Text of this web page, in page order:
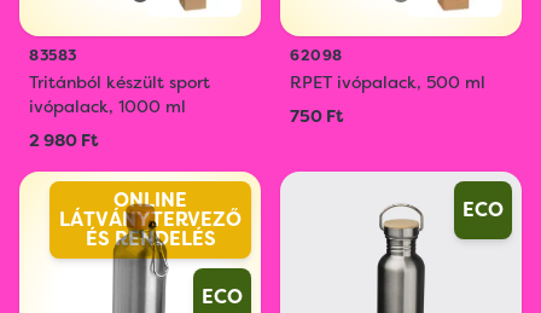
83583
Tritánból készült sport
ivópalack, 1000 ml
2 980 Ft
62098
RPET ivópalack, 500 ml
750 Ft
ONLINE
LÁTVÁNYTERVEZŐ
ÉS RENDELÉS
ECO
ECO